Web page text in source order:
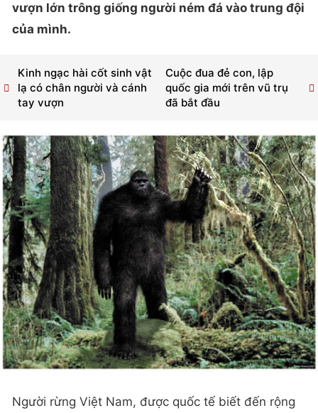
vượn lớn trông giống người ném đá vào trung đội
của mình.
Cuộc đua đẻ con, lập
quốc gia mới trên vũ trụ
đã bắt đầu
Kinh ngạc hài cốt sinh vật
lạ có chân người và cánh
tay vượn
Người rừng Việt Nam, được quốc tế biết đến rộng